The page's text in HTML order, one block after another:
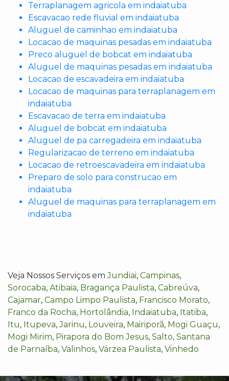
Terraplanagem agricola em indaiatuba
Escavacao rede fluvial em indaiatuba
Aluguel de caminhao em indaiatuba
Locacao de maquinas pesadas em indaiatuba
Preco aluguel de bobcat em indaiatuba
Aluguel de maquinas pesadas em indaiatuba
Locacao de escavadeira em indaiatuba
Locacao de maquinas para terraplanagem em
indaiatuba
Escavacao de terra em indaiatuba
Aluguel de bobcat em indaiatuba
Aluguel de pa carregadeira em indaiatuba
Regularizacao de terreno em indaiatuba
Locacao de retroescavadeira em indaiatuba
Preparo de solo para construcao em
indaiatuba
Aluguel de maquinas para terraplanagem em
indaiatuba
Veja Nossos Serviços emJundiai, Campinas,
Sorocaba, Atibaia, Bragança Paulista, Cabreúva,
Cajamar, Campo Limpo Paulista, Francisco Morato,
Franco da Rocha, Hortolândia, Indaiatuba, Itatiba,
Itu, Itupeva,Jarinu, Louveira, Mairiporã, Mogi Guaçu,
Mogi Mirim, Pirapora do Bom Jesus, Salto, Santana
de Parnaíba, Valinhos, Várzea Paulista, Vinhedo